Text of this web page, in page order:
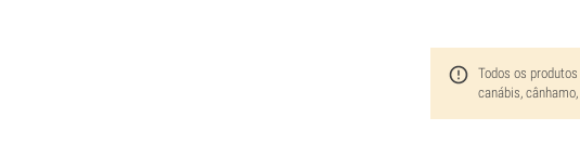
Todos os
canábis,